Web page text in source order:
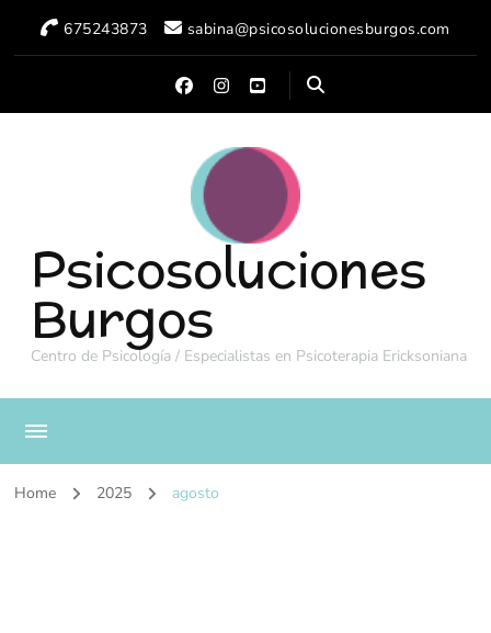
675243873 sabina@psicosolucionesburgos.com
Psicosoluciones
Burgos
Centro de Psicología / Especialistas en Psicoterapia Ericksoniana
Home 2025 agosto